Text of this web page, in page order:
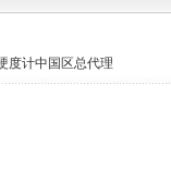
度计中国区总代理